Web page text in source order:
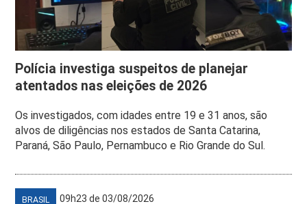
Polícia investiga suspeitos de planejar
atentados nas eleições de 2026
Os investigados, com idades entre 19 e 31 anos, são
alvos de diligências nos estados de Santa Catarina,
Paraná, São Paulo, Pernambuco e Rio Grande do Sul.
BRASIL 09h23 de 03/08/2026